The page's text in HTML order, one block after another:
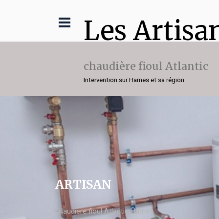
Les
chaudière fioul Atlantic
Intervention sur Harnes et sa région
ARTISAN
chaudière fioul Atlantic Harnes